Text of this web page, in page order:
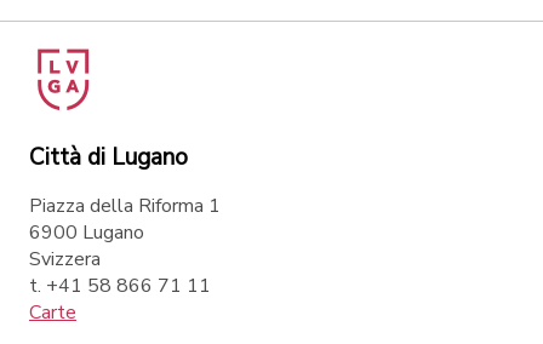
Città di Lugano
Piazza della Riforma 1
6900 Lugano
Svizzera
t. +41 58 866 71 11
Carte